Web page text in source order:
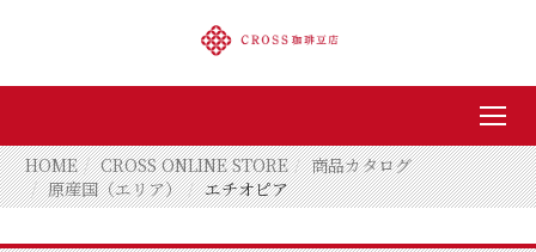
HOME CROSS ONLINE STORE
商品カタログ
原産国（エリア）
エチオピア